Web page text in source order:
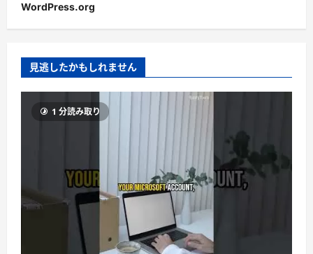
WordPress.org
見逃したかもしれません
1 分読み取り